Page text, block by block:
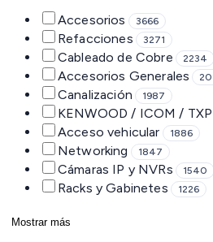
Accesorios 3666
Refacciones 3271
Cableado de Cobre 2234
Accesorios Generales
Canalización 1987
KENWOOD / ICOM /
Acceso vehicular 1886
Networking 1847
Cámaras IP y NVRs 1540
Racks y Gabinetes 1226
Mostrar más